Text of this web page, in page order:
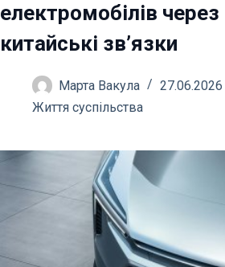
електромобілів через
китайські зв’язки
Марта Вакула
27.06.2026
Життя суспільства